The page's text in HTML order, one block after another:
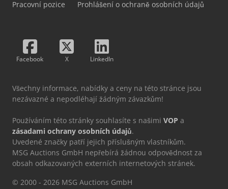
Pracovní pozice Prohlášení o ochraně osobních údajů
Facebook X LinkedIn
Všechny informace, nabídky a ceny na této stránce jsou
nezávazné a nepodléhají žádným závazkům!
Používáním této stránky souhlasíte s našimi VOP a
zásadami ochrany osobních údajů.
Uvedené značky patří jejich příslušným vlastníkům.
MSG Auctions GmbH nepřebírá žádnou odpovědnost za
obsah odkazovaných externích internetových stránek.
© 2000 - 2026 MSG Auctions GmbH